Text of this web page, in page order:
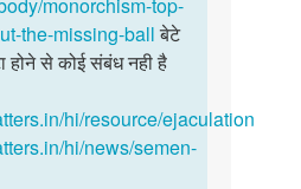
the-missing-ballबेटे
होने से कोई संबंध नही है
hi/resource/ejaculation
hi/news/semen-